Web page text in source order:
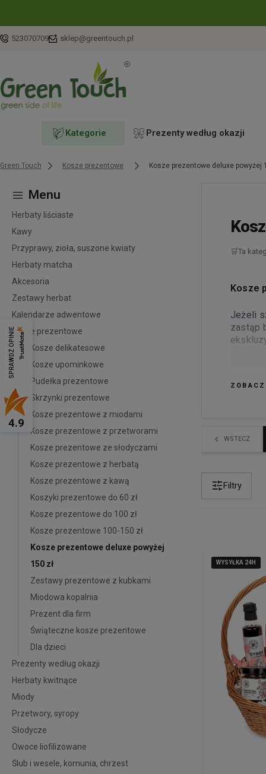
523070709 sklep@greentouch.pl
Kategorie Prezenty według okazji
Green Touch Kosze prezentowe Kosze prezentowe deluxe powyżej
Menu
Herbaty liściaste
Kawy
Przyprawy, zioła, suszone kwiaty
Herbaty matcha
Akcesoria
Zestawy herbat
Kalendarze adwentowe
Kosze prezentowe
Kosze delikatesowe
Kosze upominkowe
Pudełka prezentowe
Skrzynki prezentowe
Kosze prezentowe z miodami
Kosze prezentowe z przetworami
Kosze prezentowe ze słodyczami
Kosze prezentowe z herbatą
Kosze prezentowe z kawą
Koszyki prezentowe do 60 zł
Kosze prezentowe do 100 zł
Kosze prezentowe 100-150 zł
Kosze prezentowe deluxe powyżej
150 zł
Zestawy prezentowe z kubkami
Miodowa kopalnia
Prezent dla firm
Świąteczne kosze prezentowe
Dla dzieci
Prezenty według okazji
Herbaty kwitnące
Miody
Przetwory, syropy
Słodycze
Owoce liofilizowane
Ślub i wesele, komunia, chrzest
🛒Ta
Kosze
Jeżeli
zastąp
WSTECZ
Filtry
WYSYŁKA 24H
WYSYŁKA 24H
WYSYŁKA 24H
SPRAWDŹ OPINIE
4.9